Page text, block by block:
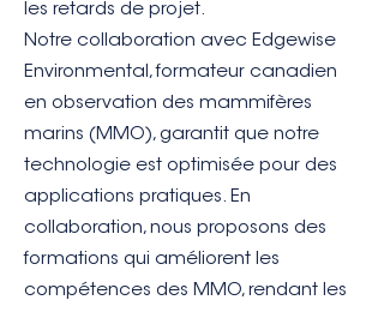
les retards de projet.
Notre collaboration avec Edgewise
Environmental, formateur canadien
en observation des mammifères
marins (MMO), garantit que notre
technologie est optimisée pour des
applications pratiques. En
collaboration, nous proposons des
formations qui améliorent les
compétences des MMO, rendant les